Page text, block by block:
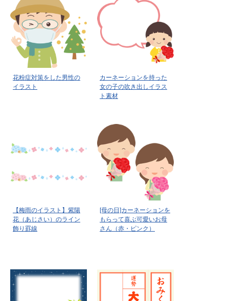
花粉症対策をした男性の
イラスト
カーネーションを持った
女の子の吹き出しイラス
ト素材
【梅雨のイラスト】紫陽
花（あじさい）のライン
飾り罫線
[母の日]カーネーションを
もらって喜ぶ可愛いお母
さん（赤・ピンク）